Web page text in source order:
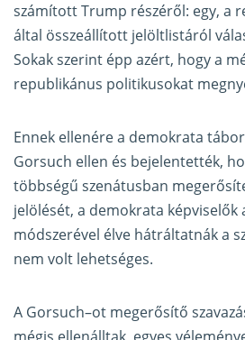
számított Trump részéről: egy, a
által összeállított jelöltlistáról
Sokak szerint épp azért, hogy a
republikánus politikusokat
Ennek ellenére a demokrata
Gorsuch ellen és bejelentették,
többségű szenátusban
jelölését, a demokrata képviselők
módszerével élve hátráltatnák a
nem volt lehetséges.
A Gorsuch–ot megerősítő